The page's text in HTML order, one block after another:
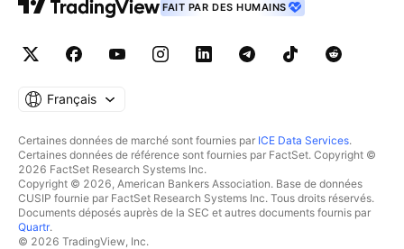
FAIT PAR DES HUMAINS
Français
Certaines données de marché sont fournies par ICE Data Services.
Certaines données de référence sont fournies par FactSet. Copyright ©
2026 FactSet Research Systems Inc.
Copyright © 2026, American Bankers Association. Base de données
CUSIP fournie par FactSet Research Systems Inc. Tous droits réservés.
Documents déposés auprès de la SEC et autres documents fournis par
Quartr.
© 2026 TradingView, Inc.